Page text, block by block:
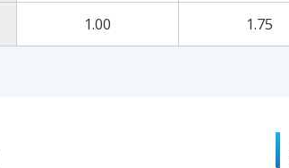
1.00 1.75